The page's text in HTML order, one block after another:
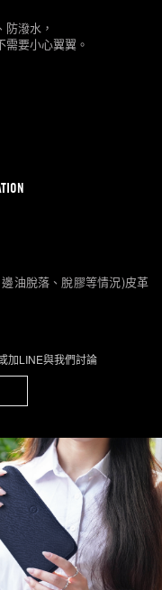
潑水，
要小心翼翼。
油脫落、脫膠等情況)皮革
加LINE與我們討論